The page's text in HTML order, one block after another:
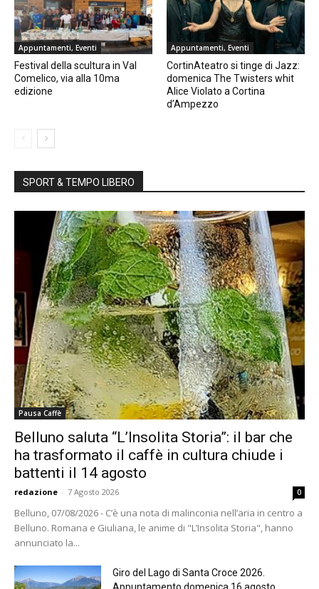
Appuntamenti, Eventi
Festival della scultura in Val
Comelico, via alla 10ma
edizione
Appuntamenti, Eventi
CortinAteatro si tinge di Jazz:
domenica The Twisters whit
Alice Violato a Cortina
d’Ampezzo
SPORT & TEMPO LIBERO
Pausa Caffè
Belluno saluta “L’Insolita Storia”: il bar che
ha trasformato il caffè in cultura chiude i
battenti il 14 agosto
redazione - 7 Agosto 2026 0
Belluno, 07/08/2026 - C’è una nota di malinconia nell’aria in centro a
Belluno. Romana e Giuliana, le anime di "L’Insolita Storia", hanno
annunciato la...
Giro del Lago di Santa Croce 2026.